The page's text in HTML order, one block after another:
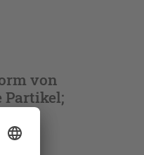
von
Partikel;